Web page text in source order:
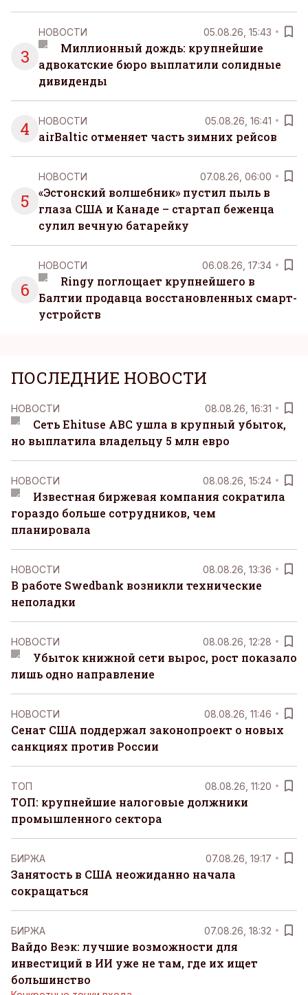
3
НОВОСТИ 05.08.26, 15:43
Миллионный дождь: крупнейшие
адвокатские бюро выплатили солидные
дивиденды
4 НОВОСТИ 05.08.26, 16:41
airBaltic отменяет часть зимних рейсов
5
НОВОСТИ 07.08.26, 06:00
«Эстонский волшебник» пустил пыль в
глаза США и Канаде – стартап беженца
сулил вечную батарейку
6
НОВОСТИ 06.08.26, 17:34
Ringy поглощает крупнейшего в
Балтии продавца восстановленных смарт-
устройств
ПОСЛЕДНИЕ НОВОСТИ
НОВОСТИ 08.08.26, 16:31
Сеть Ehituse ABC ушла в крупный убыток,
но выплатила владельцу 5 млн евро
НОВОСТИ 08.08.26, 15:24
Известная биржевая компания сократила
гораздо больше сотрудников, чем
планировала
НОВОСТИ 08.08.26, 13:36
В работе Swedbank возникли технические
неполадки
НОВОСТИ 08.08.26, 12:28
Убыток книжной сети вырос, рост показало
лишь одно направление
НОВОСТИ 08.08.26, 11:46
Сенат США поддержал законопроект о новых
санкциях против России
ТОП 08.08.26, 11:20
ТОП: крупнейшие налоговые должники
промышленного сектора
БИРЖА 07.08.26, 19:17
Занятость в США неожиданно начала
сокращаться
БИРЖА 07.08.26, 18:32
Вайдо Веэк: лучшие возможности для
инвестиций в ИИ уже не там, где их ищет
большинство